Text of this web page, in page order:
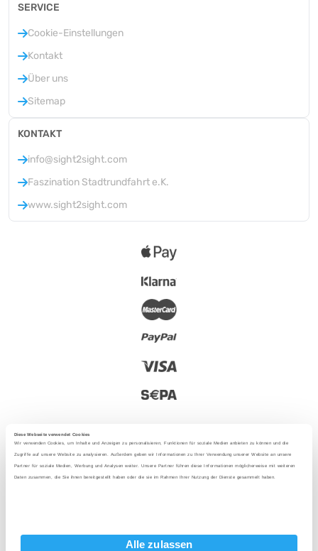
Diese Webseite verwendet Cookies
Wir verwenden Cookies, um Inhalte und Anzeigen zu personalisieren, Funktionen für soziale Medien anbieten zu können und die
Zugriffe auf unsere Website zu analysieren. Außerdem geben wir Informationen zu Ihrer Verwendung unserer Website an unsere
Partner für soziale Medien, Werbung und Analysen weiter. Unsere Partner führen diese Informationen möglicherweise mit weiteren
Daten zusammen, die Sie ihnen bereitgestellt haben oder die sie im Rahmen Ihrer Nutzung der Dienste gesammelt haben.
Alle zulassen
SERVICE
Cookie-Einstellungen
Kontakt
Über uns
Sitemap
KONTAKT
info@sight2sight.com
Faszination Stadtrundfahrt e.K.
www.sight2sight.com
2025 - Mit Liebe aus Berlin